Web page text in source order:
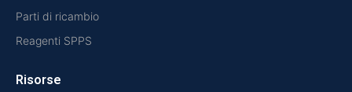
Parti di ricambio
Reagenti SPPS
Risorse